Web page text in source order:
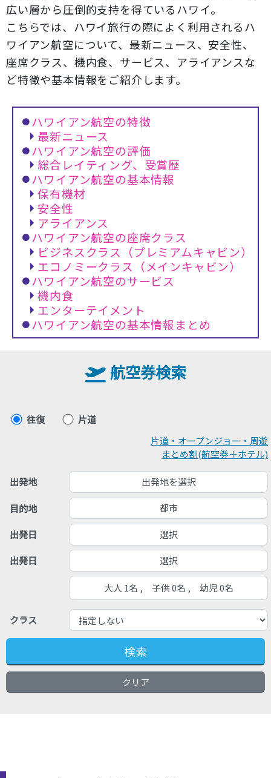
広い層から圧倒的支持を得ているハワイ。
こちらでは、ハワイ旅行の際によく利用されるハ
ワイアン航空について、最新ニュース、安全性、
座席クラス、機内食、サービス、アライアンスな
ど特徴や基本情報をご紹介します。
ハワイアン航空の特徴
最新ニュース
ハワイアン航空の評価
総合レイティング、受賞歴
ハワイアン航空の基本情報
保有機材
安全性
アライアンス
ハワイアン航空の座席クラス
ビジネスクラス（プレミアムキャビン）
エコノミークラス（メインキャビン）
ハワイアン航空のサービス
機内食
エンターテイメント
ハワイアン航空の基本情報まとめ
航空券検索
往復
片道
片道・オープンジョー・周遊
まとめ割(航空券＋ホテル)
出発地 出発地を選択
目的地 都市
出発日 選択
出発日 選択
大人 1名 , 子供 0名 , 幼児 0名
クラス
検索
クリア